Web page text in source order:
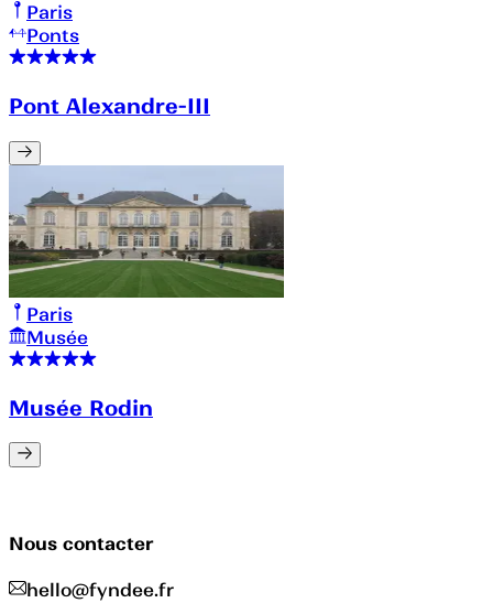
Paris
Ponts
Pont Alexandre-III
Paris
Musée
Musée Rodin
Nous contacter
hello@fyndee.fr